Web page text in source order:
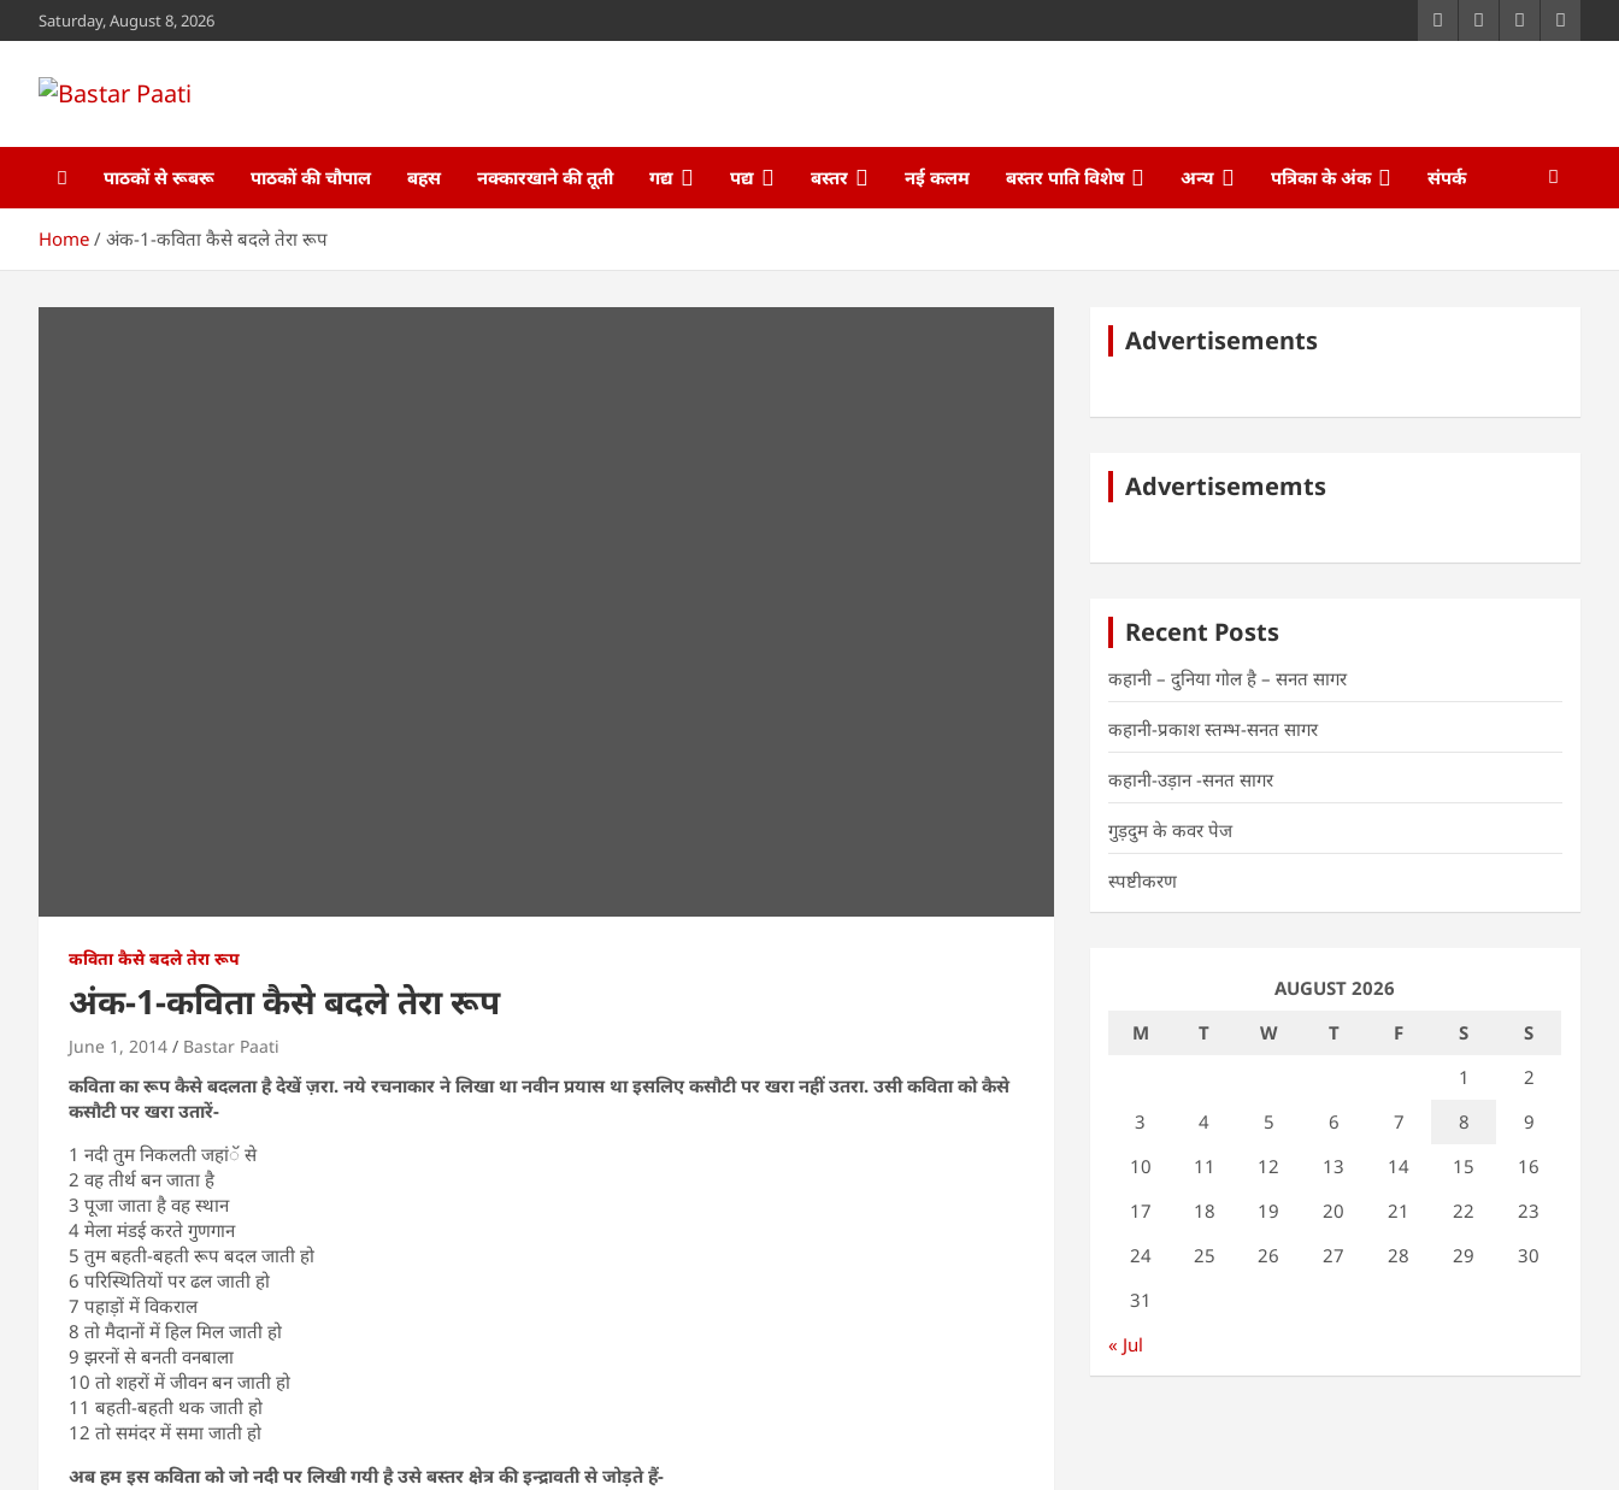
to
Saturday, August 8, 2026
Bastar Paati
पाठकों से रूबरू पाठकों की चौपाल बहस नक्कारखाने की तूती गद्य पद्य बस्तर नई कलम बस्तर पाति विशेष अन्य पत्रिका के अंक संपर्क
Home अंक-1-कविता कैसे बदले तेरा रूप
कविता कैसे बदले तेरा रूप
अंक-1-कविता कैसे बदले तेरा रूप
June 1, 2014 Bastar Paati
कविता का रूप कैसे बदलता है देखें ज़रा. नये रचनाकार ने लिखा था नवीन प्रयास था इसलिए कसौटी पर खरा नहीं उतरा. उसी कविता को कैसे
कसौटी पर खरा उतारें-
1 नदी तुम निकलती जहांॅ से
2 वह तीर्थ बन जाता है
3 पूजा जाता है वह स्थान
4 मेला मंडई करते गुणगान
5 तुम बहती-बहती रूप बदल जाती हो
6 परिस्थितियों पर ढल जाती हो
7 पहाड़ों में विकराल
8 तो मैदानों में हिल मिल जाती हो
9 झरनों से बनती वनबाला
10 तो शहरों में जीवन बन जाती हो
11 बहती-बहती थक जाती हो
12 तो समंदर में समा जाती हो
अब हम इस कविता को जो नदी पर लिखी गयी है उसे बस्तर क्षेत्र की इन्द्रावती से जोड़ते हैं-
Advertisements
Advertisememts
Recent Posts
कहानी – दुनिया गोल है – सनत सागर
कहानी-प्रकाश स्तम्भ-सनत सागर
कहानी-उड़ान -सनत सागर
गुड़दुम के कवर पेज
स्पष्टीकरण
AUGUST 2026
M
T W T F S
S
1
2
3
4 5 6 7 8
9
10
11 12 13 14 15
16
17
18 19 20 21 22
23
24
25 26 27 28 29
30
31
« Jul